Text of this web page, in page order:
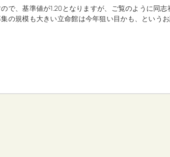
で、基準値が1.20となりますが、ご覧のように同志
の規模も大きい立命館は今年狙い目かも、というお